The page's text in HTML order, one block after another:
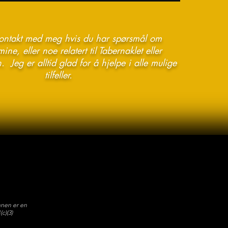
med meg hvis du har spørsmål om
eller noe relatert til Tabernaklet eller
Jeg er alltid glad for å hjelpe i alle mulige
tilfeller.
er en